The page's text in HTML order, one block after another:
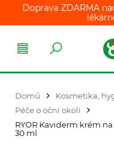
Doprava ZDARMA
Domů Kosmetika,
Péče o oční okolí
RYOR Kaviderm krém
30 ml